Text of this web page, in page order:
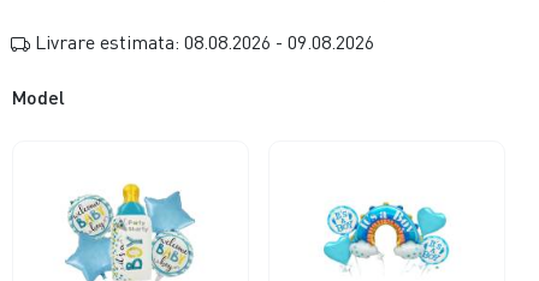
Livrare estimata: 08.08.2026 - 09.08.2026
Model